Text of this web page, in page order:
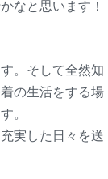
なと思います！
。そして全然知
の生活をする場
。
実した日々を送